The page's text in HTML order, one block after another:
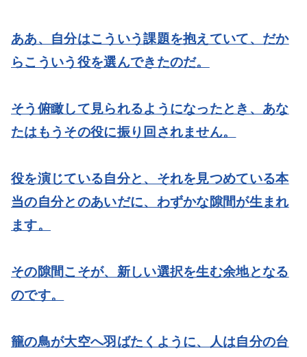
ああ、自分はこういう課題を抱えていて、だか
らこういう役を選んできたのだ。
そう俯瞰して見られるようになったとき、あな
たはもうその役に振り回されません。
役を演じている自分と、それを見つめている本
当の自分とのあいだに、わずかな隙間が生まれ
ます。
その隙間こそが、新しい選択を生む余地となる
のです。
籠の鳥が大空へ羽ばたくように、人は自分の台